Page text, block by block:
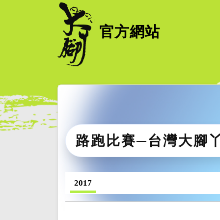
官方網站
路跑比賽─台灣大腳
2017